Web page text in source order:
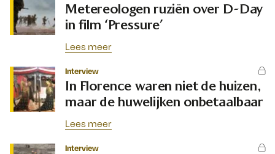
Metereologen ruziën over D-Day
in film ‘Pressure’
Lees meer
Interview
In Florence waren niet de huizen,
maar de huwelijken onbetaalbaar
Lees meer
Interview